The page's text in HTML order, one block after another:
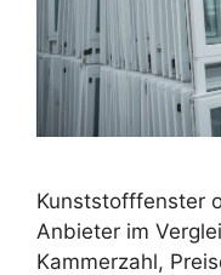
Kunststofffenster
Anbieter im
Kammerzahl,